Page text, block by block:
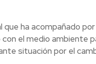
que ha acompañado
el medio ambiente
situación por el